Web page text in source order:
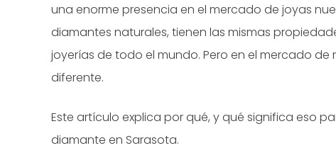
una enorme presencia en el mercado de joyas
diamantes naturales, tienen las mismas
joyerías de todo el mundo. Pero en el mercado
diferente.
Este artículo explica por qué, y qué significa eso
diamante en Sarasota.